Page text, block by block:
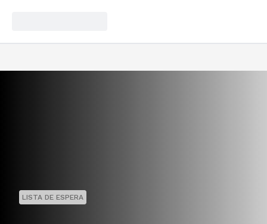
LISTA DE ESPERA